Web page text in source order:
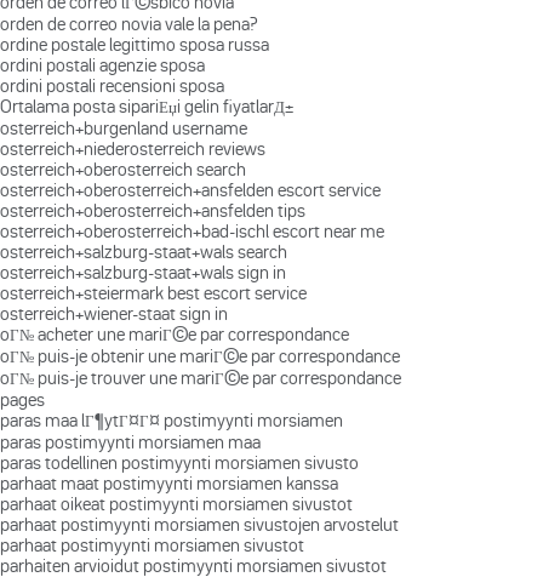
orden de correo novia vale la pena?
ordine postale legittimo sposa russa
ordini postali agenzie sposa
ordini postali recensioni sposa
Ortalama posta sipariЕџi gelin fiyatlarД±
osterreich+burgenland username
osterreich+niederosterreich reviews
osterreich+oberosterreich search
osterreich+oberosterreich+ansfelden escort service
osterreich+oberosterreich+ansfelden tips
osterreich+oberosterreich+bad-ischl escort near me
osterreich+salzburg-staat+wals search
osterreich+salzburg-staat+wals sign in
osterreich+steiermark best escort service
osterreich+wiener-staat sign in
oГ№ acheter une mariГ©e par correspondance
oГ№ puis-je obtenir une mariГ©e par correspondance
oГ№ puis-je trouver une mariГ©e par correspondance
pages
paras maa lГ¶ytГ¤Г¤ postimyynti morsiamen
paras postimyynti morsiamen maa
paras todellinen postimyynti morsiamen sivusto
parhaat maat postimyynti morsiamen kanssa
parhaat oikeat postimyynti morsiamen sivustot
parhaat postimyynti morsiamen sivustojen arvostelut
parhaat postimyynti morsiamen sivustot
parhaiten arvioidut postimyynti morsiamen sivustot